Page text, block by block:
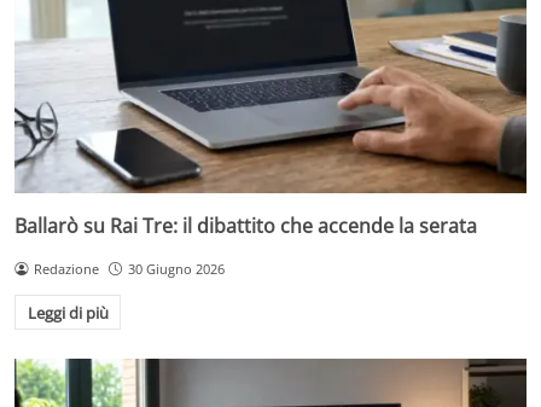
Ballarò su Rai Tre: il dibattito che accende la serata
Redazione 30 Giugno 2026
Leggi di più